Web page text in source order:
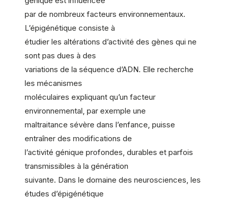
par de nombreux facteurs environnementaux.
L’épigénétique consiste à
étudier les altérations d’activité des gènes qui ne
sont pas dues à des
variations de la séquence d’ADN. Elle recherche
les mécanismes
moléculaires expliquant qu’un facteur
environnemental, par exemple une
maltraitance sévère dans l’enfance, puisse
entraîner des modifications de
l’activité génique profondes, durables et parfois
transmissibles à la génération
suivante. Dans le domaine des neurosciences, les
études d’épigénétique